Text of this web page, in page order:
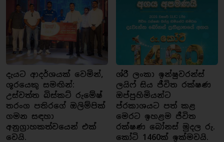
දැයට ආදර්ශයක් වෙමින්,
ශූරයෙකු සමඟින්:
උස්වත්ත බිස්කට් රුමේෂ්
තරංග පතිරගේ ඔලිම්පික්
ගමන සඳහා
අනුග්‍රාහකත්වයෙන් එක්
වෙයි.
ශ්රී ලංකා ඉන්ෂුවරන්ස්
ලයිෆ් සිය ජීවිත රක්ෂණ
ඔප්පුහිමියන්ට
ප්රකාශයට පත් කළ
මෙරට ඉහළම ජීවිත
රක්ෂණ බෝනස් මුදල රු.
කෝටි 1460ක් ඉක්මවයි.